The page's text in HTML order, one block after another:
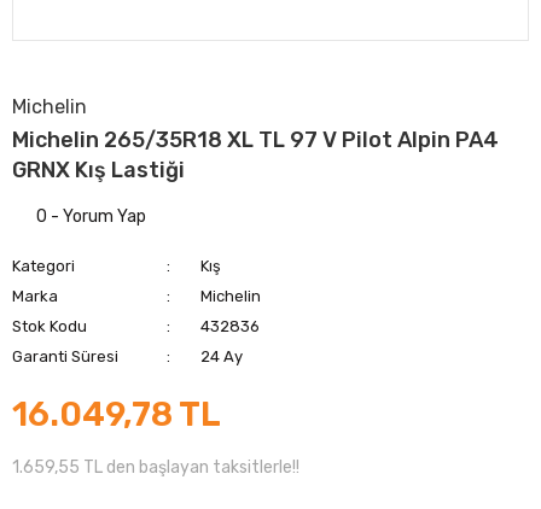
Michelin
Michelin 265/35R18 XL TL 97 V Pilot Alpin PA4
GRNX Kış Lastiği
0 - Yorum Yap
Kategori
Kış
Marka
Michelin
Stok Kodu
432836
Garanti Süresi
24 Ay
16.049,78 TL
1.659,55 TL den başlayan taksitlerle!!